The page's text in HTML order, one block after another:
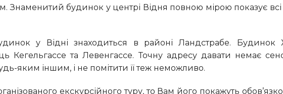
Знаменитий будинок у центрі Відня повною мірою показує всі
Кегельгассе та Левенгассе. Точну адресу давати немає
яким іншим, і не помітити її теж неможливо.